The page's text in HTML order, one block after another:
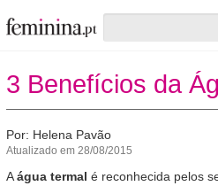
3 Benefícios da
Por: Helena Pavão
Atualizado em 28/08/2015
Aágua termal é reconhecida pelos